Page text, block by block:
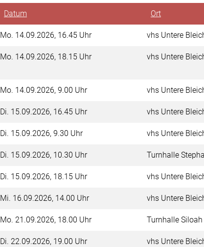
Datum Ort
Mo. 14.09.2026, 16.45 Uhr vhs Untere
Mo. 14.09.2026, 18.15 Uhr vhs Untere
Mo. 14.09.2026, 9.00 Uhr vhs Untere
Di. 15.09.2026, 16.45 Uhr vhs Untere
Di. 15.09.2026, 9.30 Uhr vhs Untere
Di. 15.09.2026, 10.30 Uhr Turnhalle
Di. 15.09.2026, 18.15 Uhr vhs Untere
Mi. 16.09.2026, 14.00 Uhr vhs Untere
Mo. 21.09.2026, 18.00 Uhr Turnhalle Siloah
Di. 22.09.2026, 19.00 Uhr vhs Untere